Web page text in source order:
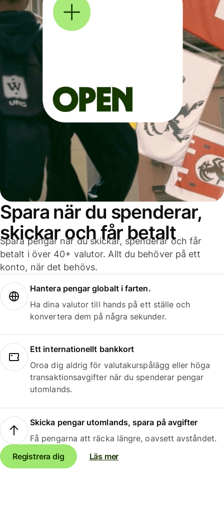
Spara när du spenderar,
skickar och får betalt
Spara pengar när du skickar, spenderar och får
betalt i över 40+ valutor. Allt du behöver på ett
konto, när det behövs.
Hantera pengar globalt i farten.
Ha dina valutor till hands på ett ställe och
konvertera dem på några sekunder.
Ett internationellt bankkort
Oroa dig aldrig för valutakurspålägg eller höga
transaktionsavgifter när du spenderar pengar
utomlands.
Skicka pengar utomlands, spara på avgifter
Få pengarna att räcka längre, oavsett avståndet.
Registrera dig
Läs mer